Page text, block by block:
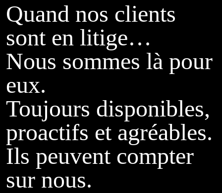
Quand nos clients
sont en litige…
Nous sommes là pour
eux.
Toujours disponibles,
proactifs et agréables.
Ils peuvent compter
sur nous.